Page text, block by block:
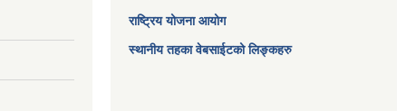
राष्ट्रिय योजना आयोग
स्थानीय तहका वेबसाईटको लिङ्कहरु